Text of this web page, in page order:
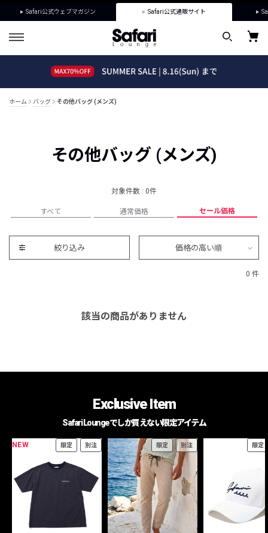
Safari公式ウェブマガジン Safari公式通販サイト
ホーム バッグ その他バッグ (メンズ)
その他バッグ (メンズ)
対象件数 : 0件
すべて 通常価格 セール価格
絞り込み 価格の高い順
0 件
該当の商品がありません
Exclusive Item
Safari Loungeでしか買えない限定アイテム
NEW 限定 別注 限定 別注 限定